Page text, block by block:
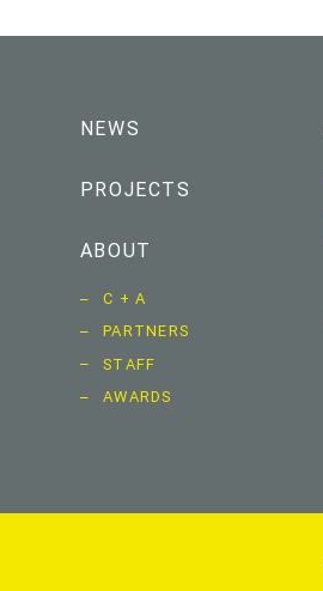
NEWS
PROJECTS
ABOUT
C + A
PARTNERS
STAFF
AWARDS